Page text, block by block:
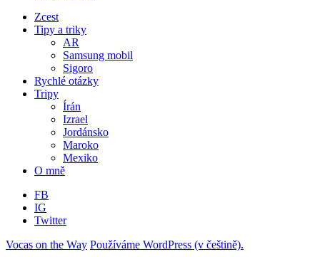
Zcest
Tipy a triky
AR
Samsung mobil
Sigoro
Rychlé otázky
Tripy
Írán
Izrael
Jordánsko
Maroko
Mexiko
O mně
FB
IG
Twitter
Vocas on the Way Používáme WordPress (v češtině).